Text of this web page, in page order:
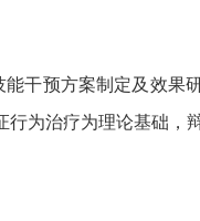
干预方案制定及效果
为治疗为理论基础，